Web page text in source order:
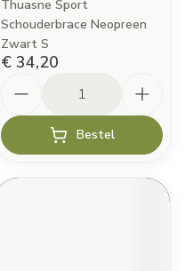
Thuasne Sport
Schouderbrace Neopreen
Zwart S
€ 34,20
Bestel